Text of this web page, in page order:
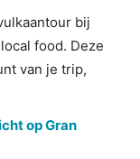
bij
food. Deze
van je trip,
op Gran